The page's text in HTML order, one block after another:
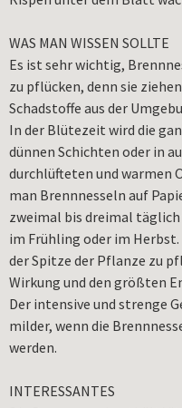
WAS MAN WISSEN SOLLTE
Es ist sehr wichtig,
zu pflücken, denn sie
Schadstoffe aus der
In der Blütezeit wird die
dünnen Schichten oder in
durchlüfteten und warmen
man Brennnesseln auf
zweimal bis dreimal
im Frühling oder im
der Spitze der Pflanze zu
Wirkung und den größten
Der intensive und strenge
milder, wenn die
werden.
INTERESSANTES